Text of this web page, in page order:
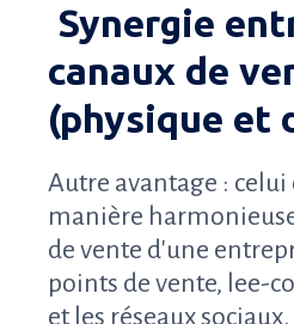
Synergie
canaux de
(physique et
Autre avantage :
manière
de vente d'une
points de vente, lee-
et les réseaux